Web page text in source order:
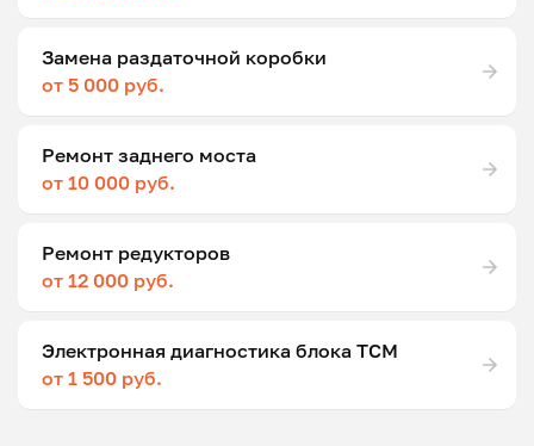
Замена раздаточной коробки
от 5 000 руб.
Ремонт заднего моста
от 10 000 руб.
Ремонт редукторов
от 12 000 руб.
Электронная диагностика блока ТСМ
от 1 500 руб.